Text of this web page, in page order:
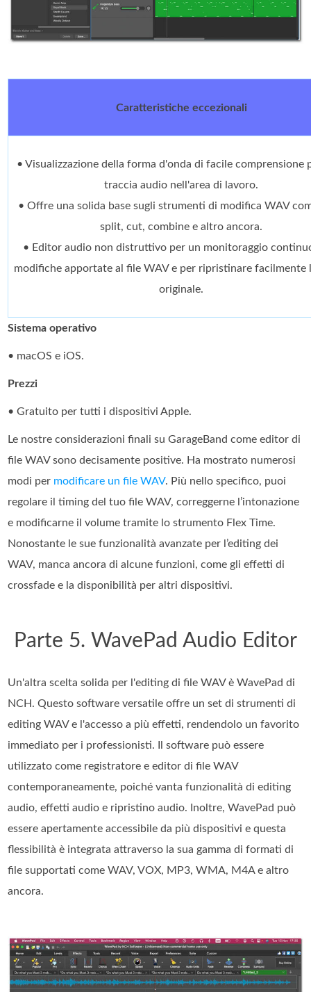
Caratteristiche eccezionali
• Visualizzazione della forma d'onda di facile comprensione
traccia audio nell'area di lavoro.
• Offre una solida base sugli strumenti di modifica WAV
split, cut, combine e altro ancora.
• Editor audio non distruttivo per un monitoraggio
modifiche apportate al file WAV e per ripristinare facilmente
originale.
Sistema operativo
• macOS e iOS.
Prezzi
• Gratuito per tutti i dispositivi Apple.
Le nostre considerazioni finali su GarageBand come editor di
file WAV sono decisamente positive. Ha mostrato numerosi
modi per modificare un file WAV. Più nello specifico, puoi
regolare il timing del tuo file WAV, correggerne l’intonazione
e modificarne il volume tramite lo strumento Flex Time.
Nonostante le sue funzionalità avanzate per l’editing dei
WAV, manca ancora di alcune funzioni, come gli effetti di
crossfade e la disponibilità per altri dispositivi.
Parte 5. WavePad Audio Editor
Un'altra scelta solida per l'editing di file WAV è WavePad di
NCH. Questo software versatile offre un set di strumenti di
editing WAV e l'accesso a più effetti, rendendolo un favorito
immediato per i professionisti. Il software può essere
utilizzato come registratore e editor di file WAV
contemporaneamente, poiché vanta funzionalità di editing
audio, effetti audio e ripristino audio. Inoltre, WavePad può
essere apertamente accessibile da più dispositivi e questa
flessibilità è integrata attraverso la sua gamma di formati di
file supportati come WAV, VOX, MP3, WMA, M4A e altro
ancora.